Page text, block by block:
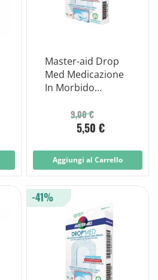
Master-aid Drop
Med Medicazione
In Morbido
Tessuto 10x12 Cm
9,00 €
5,50 €
Aggiungi al Carrello
-41%